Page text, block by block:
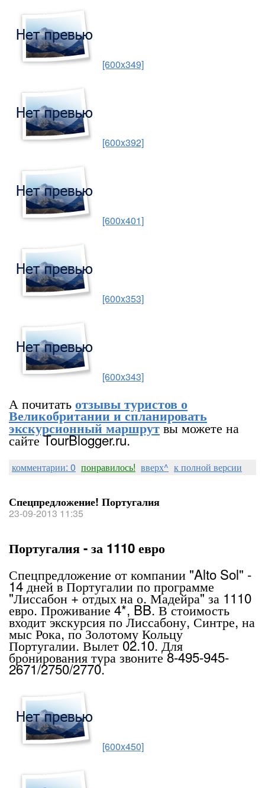
[600x349]
[600x392]
[600x401]
[600x353]
[600x343]
А почитатьотзывы туристов о
Великобритании и спланировать
экскурсионный маршрутвы можете на
сайте TourBlogger.ru.
комментарии: 0 понравилось! вверх^ к полной версии
Спецпредложение! Португалия
23-09-2013 11:35
Португалия - за 1110 евро
Спецпредложение от компании "Alto Sol" -
14 дней в Португалии по программе
"Лиссабон + отдых на о. Мадейра" за 1110
евро. Проживание 4*, BB. В стоимость
входит экскурсия по Лиссабону, Синтре, на
мыс Рока, по Золотому Кольцу
Португалии. Вылет 02.10. Для
бронирования тура звоните 8-495-945-
2671/2750/2770.
[600x450]